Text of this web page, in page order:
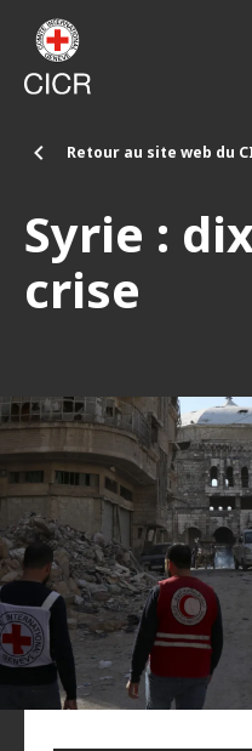
Aller au contenu principal
Retour au site web du
Syrie :
crise